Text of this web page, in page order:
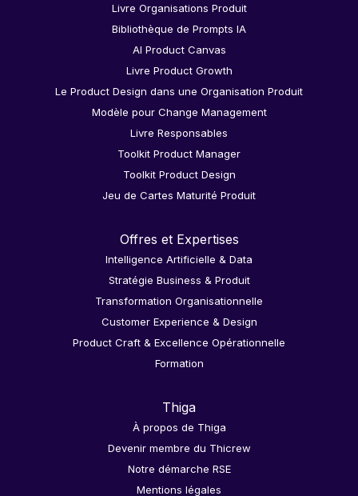
Livre Organisations Produit
Bibliothèque de Prompts IA
AI Product Canvas
Livre Product Growth
Le Product Design dans une Organisation Produit
Modèle pour Change Management
Livre Responsables
Toolkit Product Manager
Toolkit Product Design
Jeu de Cartes Maturité Produit
Offres et Expertises
Intelligence Artificielle & Data
Stratégie Business & Produit
Transformation Organisationnelle
Customer Experience & Design
Product Craft & Excellence Opérationnelle
Formation
Thiga
À propos de Thiga
Devenir membre du Thicrew
Notre démarche RSE
Mentions légales